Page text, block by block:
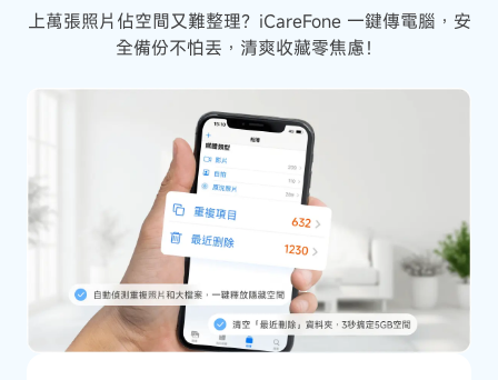
上萬張照片佔空間又難整理？iCareFone 一鍵傳電腦，安
全備份不怕丟，清爽收藏零焦慮！